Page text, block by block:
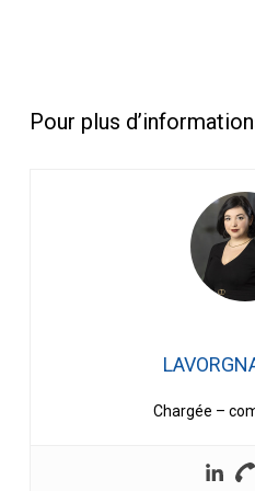
Pour plus
Chargée –